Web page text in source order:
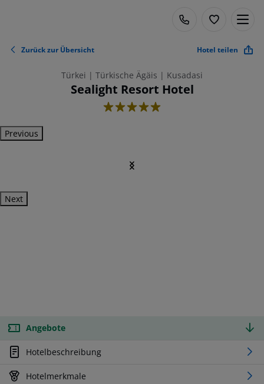
Zurück zur Übersicht Hotel teilen
Türkei | Türkische Ägäis | Kusadasi
Sealight Resort Hotel
5
Previous
Next
Angebote
Hotelbeschreibung
Hotelmerkmale